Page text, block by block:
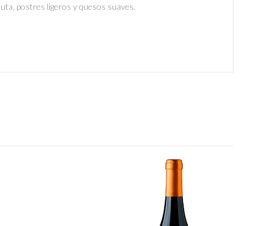
postres ligeros y quesos suaves.